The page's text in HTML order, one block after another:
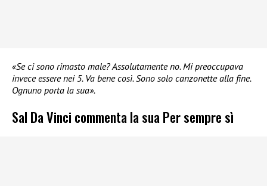
«Se ci sono rimasto male? Assolutamente no. Mi preoccupava
invece essere nei 5. Va bene così. Sono solo canzonette alla fine.
Ognuno porta la sua».
Sal Da Vinci commenta la sua Per sempre sì